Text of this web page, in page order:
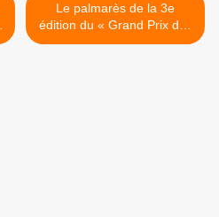
Le palmarès de la 3e
édition du « Grand Prix des
Maires » dévoilé à 13h sur